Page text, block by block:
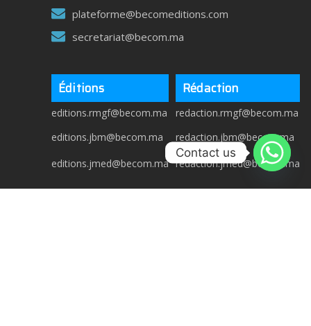
plateforme@becomeditions.com
secretariat@becom.ma
Éditions
editions.rmgf@becom.ma
editions.jbm@becom.ma
editions.jmed@becom.ma
Rédaction
redaction.rmgf@becom.ma
redaction.jbm@becom.ma
redaction.jmed@becom.ma
Contact us